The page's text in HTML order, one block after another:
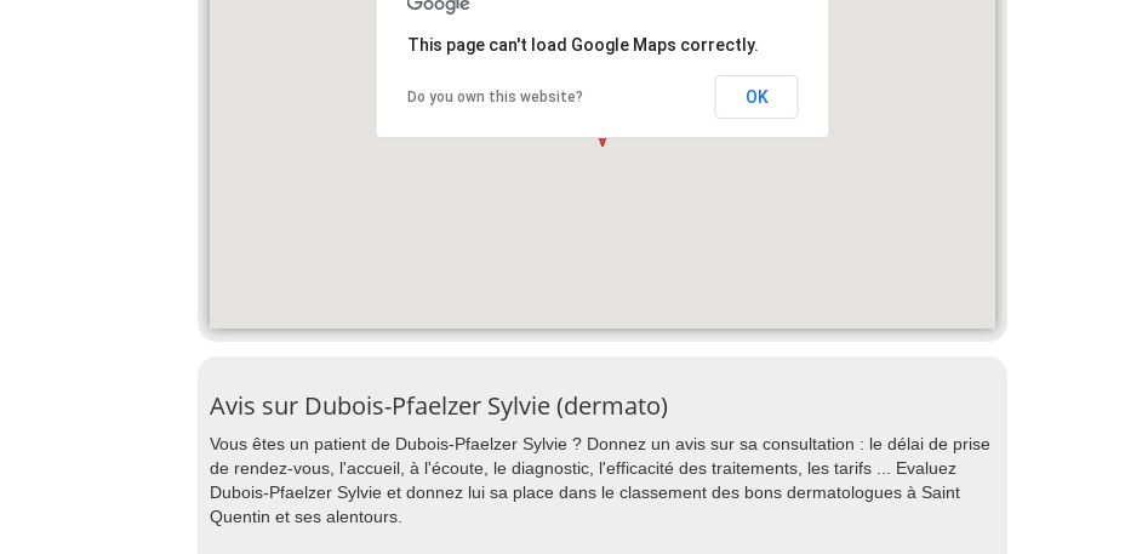
This page can't load Google Maps correctly.
Do you own this website? OK
Avis sur Dubois-Pfaelzer Sylvie (dermato)
Vous êtes un patient de Dubois-Pfaelzer Sylvie ? Donnez un avis sur sa consultation : le délai de prise
de rendez-vous, l'accueil, à l'écoute, le diagnostic, l'efficacité des traitements, les tarifs ... Evaluez
Dubois-Pfaelzer Sylvie et donnez lui sa place dans le classement des bons dermatologues à Saint
Quentin et ses alentours.